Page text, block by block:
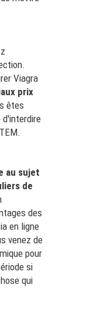
Viagra
prix
êtes
d'interdire
au sujet
de
des
en ligne
venez de
pour
si
qui